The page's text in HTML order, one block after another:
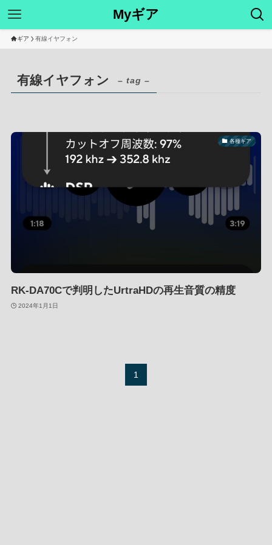
Myギア
ギア 有線イヤフォン
有線イヤフォン – tag –
各種ギア
RK-DA70Cで判明したUrtraHDの再生音質の精度
2024年1月1日
1